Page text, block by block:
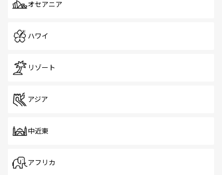
オセアニア
ハワイ
リゾート
アジア
中近東
アフリカ